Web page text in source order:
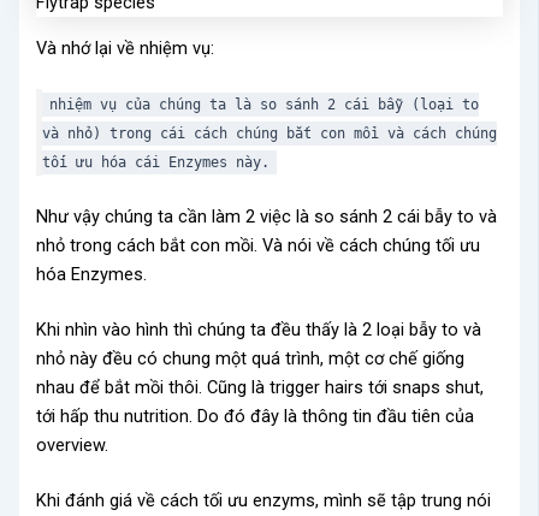
Và nhớ lại về nhiệm vụ:
nhiệm vụ của chúng ta là so sánh 2 cái bẫy (loại to
và nhỏ) trong cái cách chúng bắt con mồi và cách chúng
tối ưu hóa cái Enzymes này.
Như vậy chúng ta cần làm 2 việc là so sánh 2 cái bẫy to và
nhỏ trong cách bắt con mồi. Và nói về cách chúng tối ưu
hóa Enzymes.
Khi nhìn vào hình thì chúng ta đều thấy là 2 loại bẫy to và
nhỏ này đều có chung một quá trình, một cơ chế giống
nhau để bắt mồi thôi. Cũng là trigger hairs tới snaps shut,
tới hấp thu nutrition. Do đó đây là thông tin đầu tiên của
overview.
Khi đánh giá về cách tối ưu enzyms, mình sẽ tập trung nói